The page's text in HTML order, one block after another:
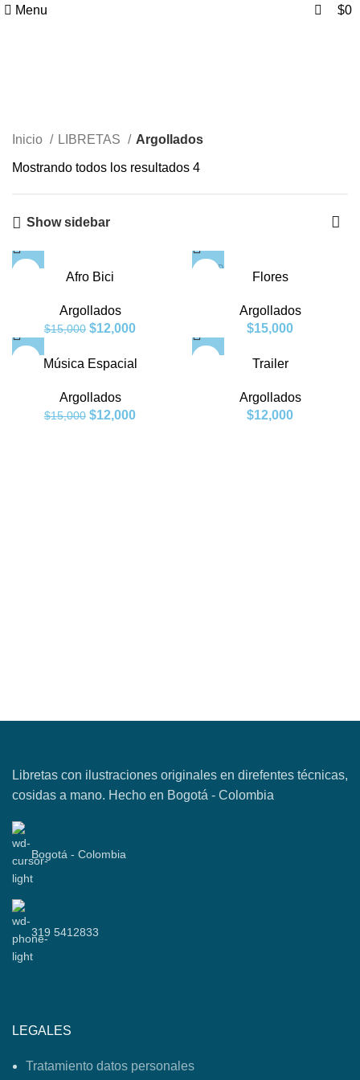
Menu $0
Inicio LIBRETAS Argollados
Mostrando todos los resultados 4
Show sidebar
Afro Bici
Argollados
$15,000 $12,000
SOLD
Flores
Argollados
$15,000
Música Espacial
Argollados
$15,000 $12,000
Trailer
Argollados
$12,000
Libretas con ilustraciones originales en direfentes técnicas,
cosidas a mano. Hecho en Bogotá - Colombia
Bogotá - Colombia
319 5412833
LEGALES
Tratamiento datos personales